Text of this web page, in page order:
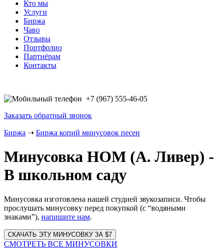
Кто мы
Услуги
Биржа
Чаво
Отзывы
Портфолио
Партнёрам
Контакты
+7 (967) 555-46-05
Заказать обратный звонок
Биржа ➝ Биржа копий минусовок песен
Минусовка НОМ (А. Ливер) -
В школьном саду
Минусовка изготовлена нашей студией звукозаписи. Чтобы
прослушать минусовку перед покупкой (с “водяными
знаками”), напишите нам.
Website
URL
СМОТРЕТЬ ВСЕ МИНУСОВКИ